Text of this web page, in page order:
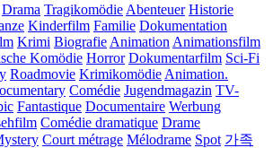
Drama Tragikomödie Abenteuer Historie
Kinderfilm Familie Dokumentation
Krimi Biografie Animation Animationsfilm
Komödie Horror Dokumentarfilm Sci-Fi
Roadmovie Krimikomödie Animation.
Comédie Jugendmagazin TV-
Fantastique Documentaire Werbung
Comédie dramatique Drame
Court métrage Mélodrame Spot 가족